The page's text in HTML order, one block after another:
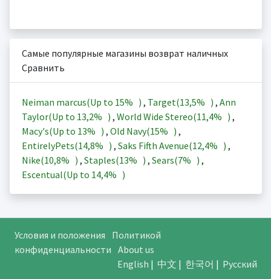
Самые популярные магазины возврат наличных
Сравнить
Neiman marcus(Up to 15% ) , Target(13,5% ) , Ann
Taylor(Up to 13,2% ) , World Wide Stereo(11,4% ) ,
Macy's(Up to 13% ) , Old Navy(15% ) ,
EntirelyPets(14,8% ) , Saks Fifth Avenue(12,4% ) ,
Nike(10,8% ) , Staples(13% ) , Sears(7% ) ,
Escentual(Up to 14,4% )
Условия и положения
Политикой
конфиденциальности About us
English | 中文 | 한국어 | Русский